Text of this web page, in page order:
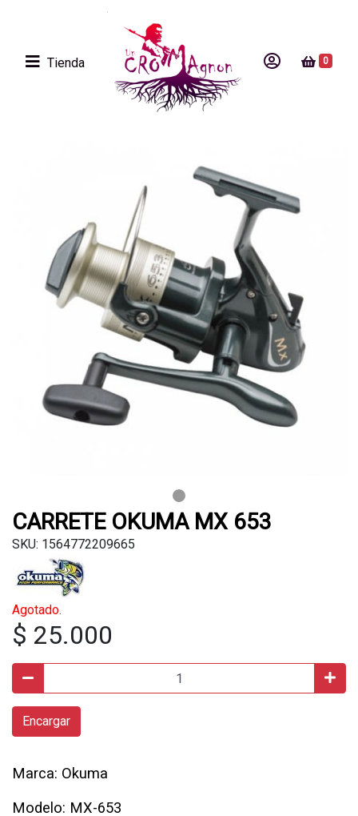
Tienda 0
CARRETE OKUMA MX 653
SKU: 1564772209665
Agotado.
$ 25.000
Encargar
Marca: Okuma
Modelo: MX-653